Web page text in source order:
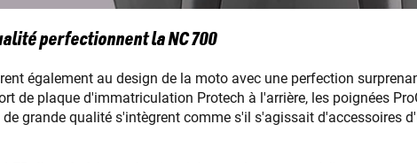
perfectionnent la NC 700
également au design de la moto avec une perfection
de plaque d'immatriculation Protech à l'arrière, les poignées
grande qualité s'intègrent comme s'il s'agissait